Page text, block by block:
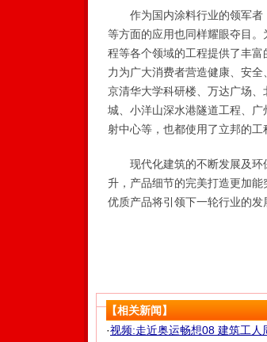
作为国内涂料行业的领军者
等方面的应用也同样耀眼夺目
程等各个领域的工程提供了丰
力为广大消费者营造健康、安
京清华大学科研楼、万达广场
城、小洋山深水港隧道工程、
射中心等，也都使用了立邦的工
现代化建筑的不断发展及环
升，产品细节的完美打造更加
优质产品将引领下一轮行业的发
【相关新闻】
·视频:走近奥运畅想08 建筑工人